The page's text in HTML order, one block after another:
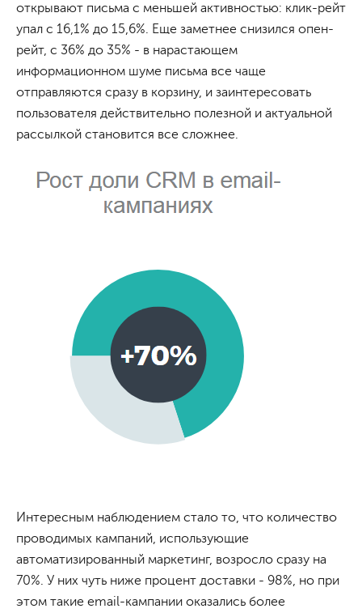
открывают письма с меньшей активностью: клик-рейт
упал с 16,1% до 15,6%. Еще заметнее снизился опен-
рейт, с 36% до 35% - в нарастающем
информационном шуме письма все чаще
отправляются сразу в корзину, и заинтересовать
пользователя действительно полезной и актуальной
рассылкой становится все сложнее.
Интересным наблюдением стало то, что количество
проводимых кампаний, использующие
автоматизированный маркетинг, возросло сразу на
70%. У них чуть ниже процент доставки - 98%, но при
этом такие email-кампании оказались более